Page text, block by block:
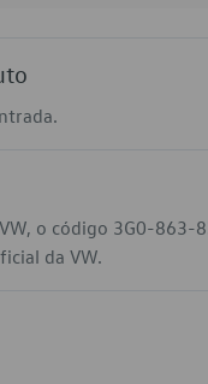
o código 3G0-863-
da VW.